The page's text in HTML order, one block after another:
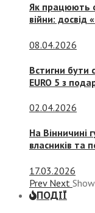
Як працюють
війни: досвід
08.04.2026
Встигни бути
EURO 5 з
02.04.2026
На Вінничині
власників та
17.03.2026
Prev Next
ПОДІЇ